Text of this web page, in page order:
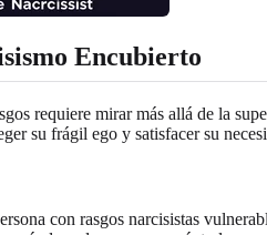
Encubierto
requiere mirar más allá de la
su frágil ego y satisfacer su
con rasgos narcisistas